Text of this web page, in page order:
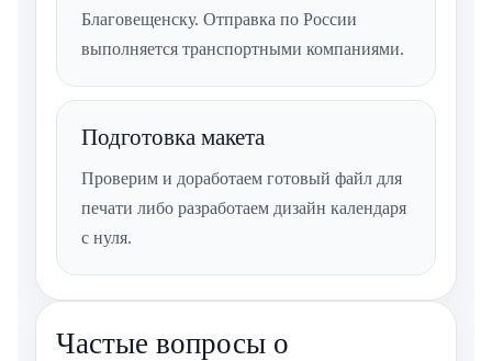
Благовещенску. Отправка по России
выполняется транспортными компаниями.
Подготовка макета
Проверим и доработаем готовый файл для
печати либо разработаем дизайн календаря
с нуля.
Частые вопросы о